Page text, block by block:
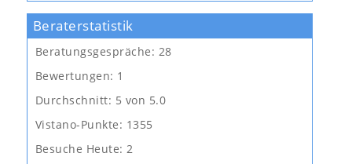
Beraterstatistik
Beratungsgespräche: 28
Bewertungen: 1
Durchschnitt: 5 von 5.0
Vistano-Punkte: 1355
Besuche Heute: 2